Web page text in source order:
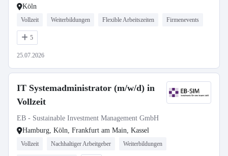
Köln
Vollzeit Weiterbildungen Flexible Arbeitszeiten Firmenevents
5
25.07.2026
IT Systemadministrator (m/w/d) in
Vollzeit
EB - Sustainable Investment Management GmbH
Hamburg, Köln, Frankfurt am Main, Kassel
Vollzeit Nachhaltiger Arbeitgeber Weiterbildungen